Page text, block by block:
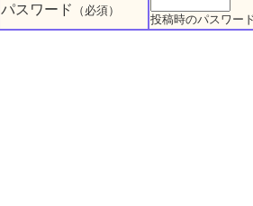
パスワード （必須）
投稿時のパスワー